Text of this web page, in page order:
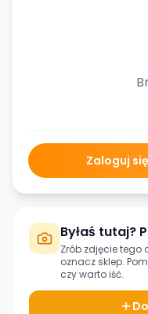
Zaloguj
Byłaś tutaj?
Zrób zdjęcie tego
oznacz sklep.
czy warto iść.